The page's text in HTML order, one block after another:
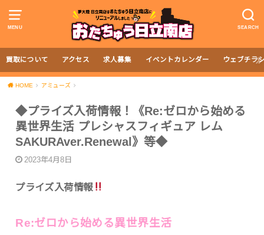
MENU SEARCH
買取について アクセス 求人募集 イベントカレンダー ウェブチラ
HOME アミューズ
◆プライズ入荷情報！《Re:ゼロから始める
異世界生活 プレシャスフィギュア レム
SAKURAver.Renewal》等◆
2023年4月8日
プライズ入荷情報
Re:ゼロから始める異世界生活